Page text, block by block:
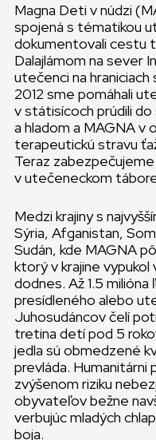
Magna Deti v núdzi
spojená s tématikou
dokumentovali cestu
Dalajlámom na sever
utečenci na hraniciach
2012 sme pomáhali
v státisícoch prúdili
a hladom a MAGNA v
terapeutickú stravu
Teraz
v utečeneckom
Medzi krajiny s
Sýria, Afganistan,
Sudán, kde MAGNA
ktorý v krajine
dodnes. Až 1.5
presídleného alebo
Juhosudáncov čelí
tretina detí pod 5
jedla sú obmedzené
prevláda. Humanitárni
zvýšenom riziku
obyvateľov bežne
verbujúc mladých